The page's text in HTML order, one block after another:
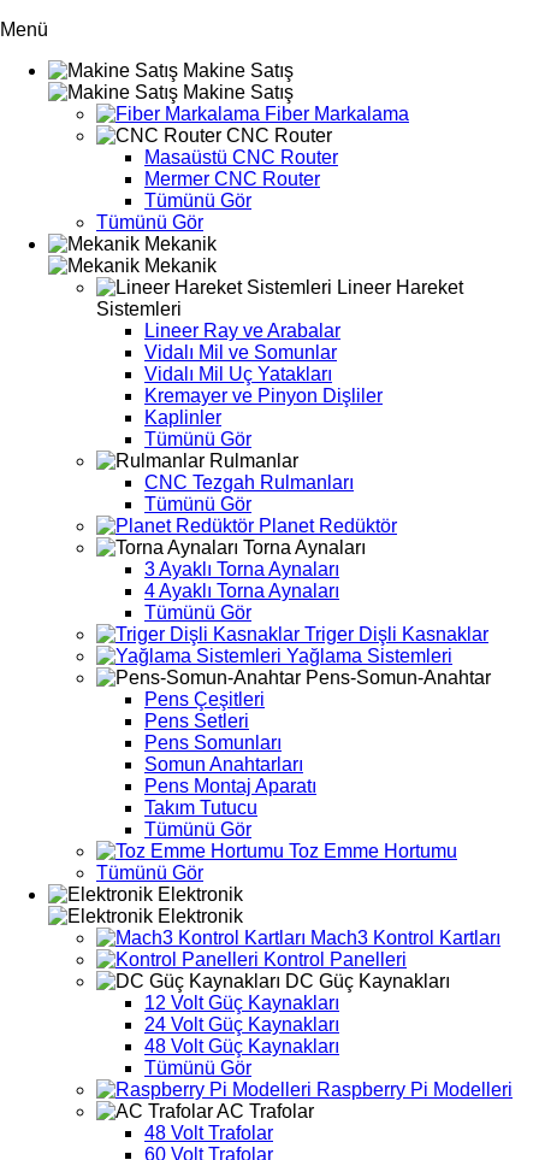
Menü
Makine Satış
Makine Satış
Fiber Markalama
CNC Router
Masaüstü CNC Router
Mermer CNC Router
Tümünü Gör
Tümünü Gör
Mekanik
Mekanik
Lineer Hareket
Sistemleri
Lineer Ray ve Arabalar
Vidalı Mil ve Somunlar
Vidalı Mil Uç Yatakları
Kremayer ve Pinyon Dişliler
Kaplinler
Tümünü Gör
Rulmanlar
CNC Tezgah Rulmanları
Tümünü Gör
Planet Redüktör
Torna Aynaları
3 Ayaklı Torna Aynaları
4 Ayaklı Torna Aynaları
Tümünü Gör
Triger Dişli Kasnaklar
Yağlama Sistemleri
Pens-Somun-Anahtar
Pens Çeşitleri
Pens Setleri
Pens Somunları
Somun Anahtarları
Pens Montaj Aparatı
Takım Tutucu
Tümünü Gör
Toz Emme Hortumu
Tümünü Gör
Elektronik
Elektronik
Mach3 Kontrol Kartları
Kontrol Panelleri
DC Güç Kaynakları
12 Volt Güç Kaynakları
24 Volt Güç Kaynakları
48 Volt Güç Kaynakları
Tümünü Gör
Raspberry Pi Modelleri
AC Trafolar
48 Volt Trafolar
60 Volt Trafolar